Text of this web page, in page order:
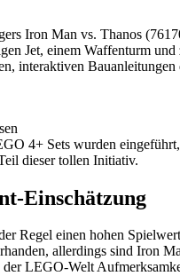
Iron Man vs. Thanos
Jet, einem Waffenturm
interaktiven
4+ Sets wurden
dieser tollen Initiativ.
Einschätzung
Regel einen hohen
allerdings sind Iron
LEGO-Welt